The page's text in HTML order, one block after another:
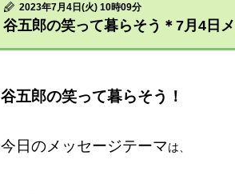
2023年7月4日(火) 10時09分
谷五郎の笑って暮らそう＊7月4日
谷五郎の笑って暮らそう！
今日のメッセージテーマは、